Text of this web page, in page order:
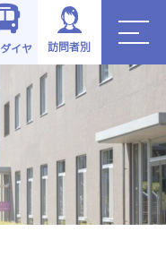
イヤ 訪問者別